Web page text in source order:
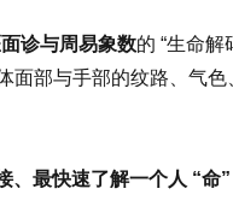
诊与周易象数的 “生命解
面部与手部的纹路、气
、最快速了解一个人 “命